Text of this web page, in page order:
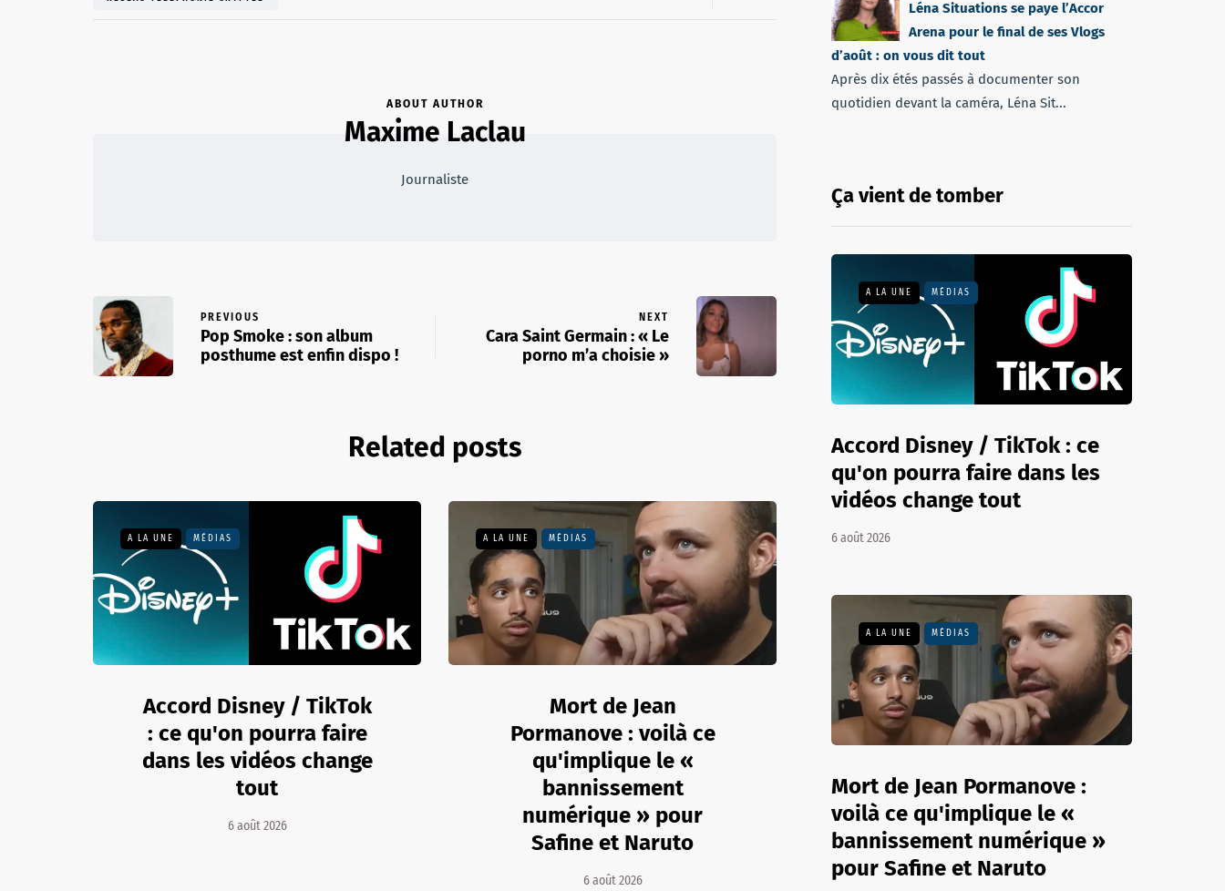
ABOUT AUTHOR
Maxime Laclau
Journaliste
PREVIOUS
Pop Smoke : son album
posthume est enfin dispo !
NEXT
Cara Saint Germain : « Le
porno m’a choisie »
Related posts
A LA UNE MÉDIAS
Accord Disney / TikTok
: ce qu'on pourra faire
dans les vidéos change
tout
6 août 2026
A LA UNE MÉDIAS
Mort de Jean
Pormanove : voilà ce
qu'implique le «
bannissement
numérique » pour
Safine et Naruto
6 août 2026
Léna Situations se paye l’Accor
Arena pour le final de ses Vlogs
d’août : on vous dit tout
Après dix étés passés à documenter son
quotidien devant la caméra, Léna Sit...
Ça vient de tomber
A LA UNE MÉDIAS
Accord Disney / TikTok : ce
qu'on pourra faire dans les
vidéos change tout
6 août 2026
A LA UNE MÉDIAS
Mort de Jean Pormanove :
voilà ce qu'implique le «
bannissement numérique »
pour Safine et Naruto